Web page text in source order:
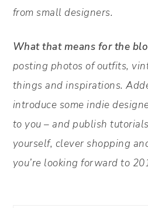
from small designers.
What that means for the
posting photos of outfits,
things and inspirations.
introduce some indie
to you – and publish
yourself, clever shopping
you’re looking forward to